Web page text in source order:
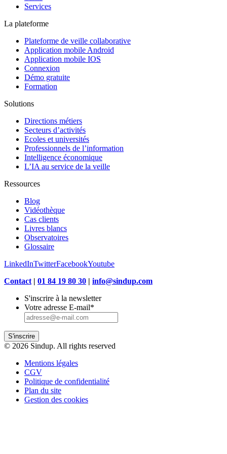
Services
La plateforme
Plateforme de veille collaborative
Application mobile Android
Application mobile IOS
Connexion
Démo gratuite
Formation
Solutions
Directions métiers
Secteurs d’activités
Ecoles et universités
Professionnels de l’information
Intelligence économique
L’IA au service de la veille
Ressources
Blog
Vidéothèque
Cas clients
Livres blancs
Observatoires
Glossaire
LinkedInTwitterFacebookYoutube
Contact | 01 84 19 80 30 | info@sindup.com
S'inscrire à la newsletter
Votre adresse E-mail*
S'inscrire
© 2026 Sindup. All rights reserved
Mentions légales
CGV
Politique de confidentialité
Plan du site
Gestion des cookies